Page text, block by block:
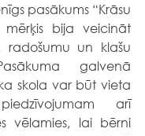
pasākums “Krāsu
mērķis bija veicināt
radošumu un klašu
galvenā
skola var būt vieta
arī
vēlamies, lai bērni